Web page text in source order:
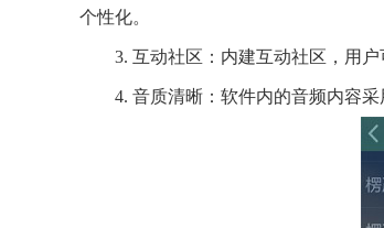
个性化。
3. 互动社区：内建互动社区，用
4. 音质清晰：软件内的音频内容